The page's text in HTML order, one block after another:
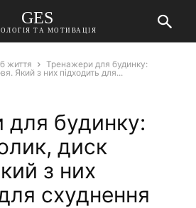
GES
ТА МОТИВАЦІЯ
життя
Тренажери для будинку:
Який з них підходить для...
для будинку:
диск
з них
схуднення